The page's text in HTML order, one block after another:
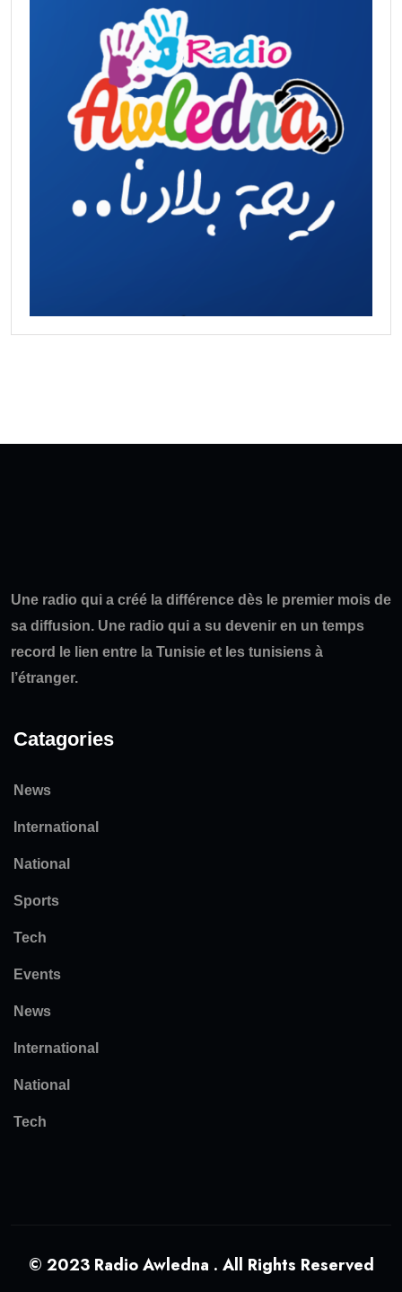
Une radio qui a créé la différence dès le premier mois de
sa diffusion. Une radio qui a su devenir en un temps
record le lien entre la Tunisie et les tunisiens à
l’étranger.
Catagories
News
International
National
Sports
Tech
Events
News
International
National
Tech
© 2023 Radio Awledna . All Rights Reserved